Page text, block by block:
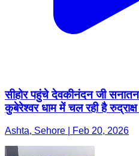
सीहोर पहुंचे देवकीनंदन जी सनातन
कुबेरेश्वर धाम में चल रही है
Ashta, Sehore | Feb 20, 2026